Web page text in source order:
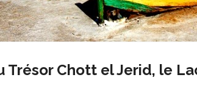
Trésor Chott el Jerid, le